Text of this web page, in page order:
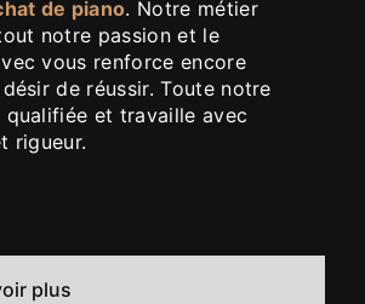
de piano. Notre métier
notre passion et le
vous renforce encore
de réussir. Toute notre
qualifiée et travaille avec
rigueur.
plus